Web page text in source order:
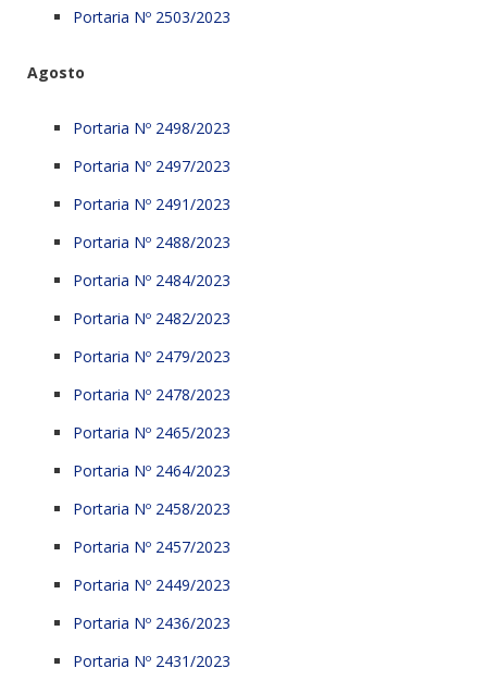
Portaria Nº 2503/2023
Agosto
Portaria Nº 2498/2023
Portaria Nº 2497/2023
Portaria Nº 2491/2023
Portaria Nº 2488/2023
Portaria Nº 2484/2023
Portaria Nº 2482/2023
Portaria Nº 2479/2023
Portaria Nº 2478/2023
Portaria Nº 2465/2023
Portaria Nº 2464/2023
Portaria Nº 2458/2023
Portaria Nº 2457/2023
Portaria Nº 2449/2023
Portaria Nº 2436/2023
Portaria Nº 2431/2023